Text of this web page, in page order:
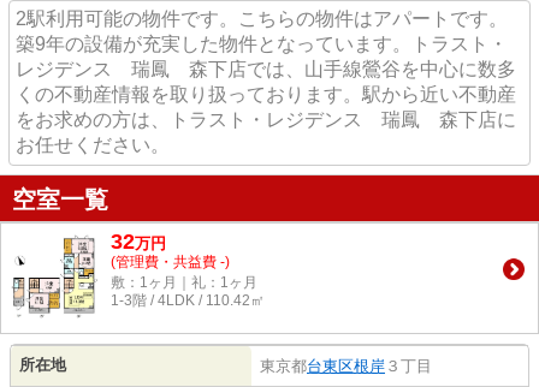
2駅利用可能の物件です。こちらの物件はアパートです。
築9年の設備が充実した物件となっています。トラスト・
レジデンス 瑞鳳 森下店では、山手線鶯谷を中心に数多
くの不動産情報を取り扱っております。駅から近い不動産
をお求めの方は、トラスト・レジデンス 瑞鳳 森下店に
お任せください。
空室一覧
32万円
(管理費・共益費 -)
敷：1ヶ月｜礼：1ヶ月
1-3階 / 4LDK / 110.42㎡
所在地 東京都台東区根岸 ３丁目